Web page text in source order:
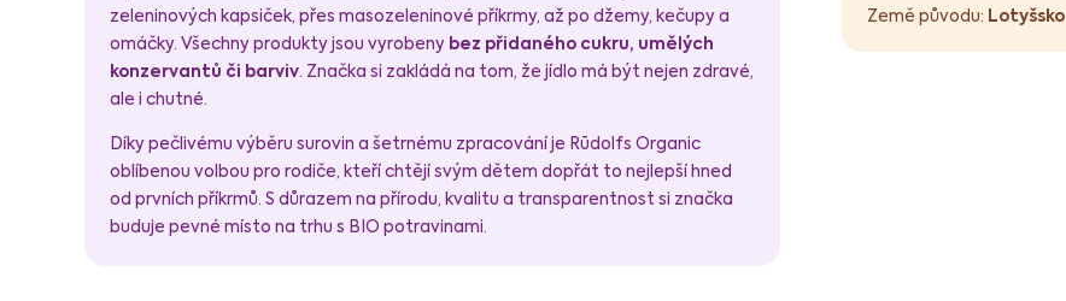
zeleninových kapsiček, přes masozeleninové příkrmy, až po džemy, kečupy a
omáčky. Všechny produkty jsou vyrobeny bez přidaného cukru, umělých
konzervantů či barviv. Značka si zakládá na tom, že jídlo má být nejen zdravé,
ale i chutné.
Díky pečlivému výběru surovin a šetrnému zpracování je Rūdolfs Organic
oblíbenou volbou pro rodiče, kteří chtějí svým dětem dopřát to nejlepší hned
od prvních příkrmů. S důrazem na přírodu, kvalitu a transparentnost si značka
buduje pevné místo na trhu s BIO potravinami.
Země původu: Lotyšsko